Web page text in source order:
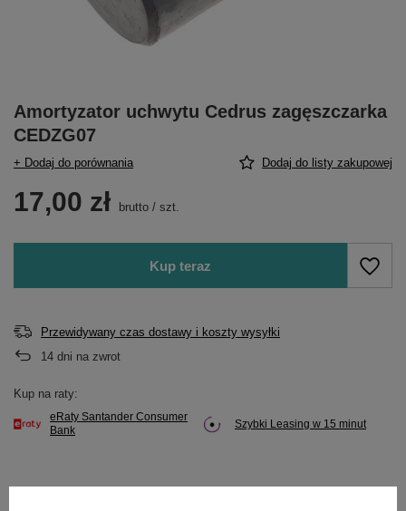
Amortyzator uchwytu Cedrus zagęszczarka
CEDZG07
+ Dodaj do porównania Dodaj do listy zakupowej
17,00 zł brutto / szt.
Kup teraz
Przewidywany czas dostawy i koszty wysyłki
14 dni na zwrot
Kup na raty:
eRaty Santander Consumer
Bank
Szybki Leasing w 15 minut